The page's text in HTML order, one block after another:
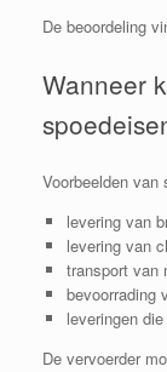
De beoordeling
Wanneer
Voorbeelden van
levering van
levering van
transport van
bevoorrading
leveringen
De vervoerder